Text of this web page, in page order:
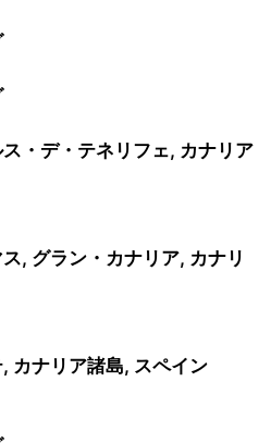
・デ・テネリフェ, カナリア
, グラン・カナリア, カナリ
カナリア諸島, スペイン